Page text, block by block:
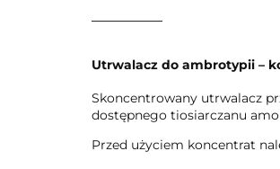
Utrwalacz do ambrotypii –
Skoncentrowany utrwalacz
dostępnego tiosiarczanu
Przed użyciem koncentrat